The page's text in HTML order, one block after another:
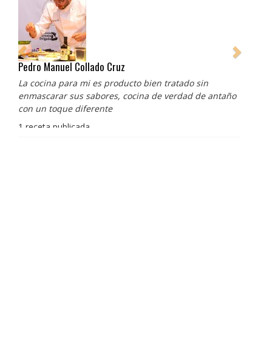
Pedro Manuel Collado Cruz
La cocina para mi es producto bien tratado sin
enmascarar sus sabores, cocina de verdad de antaño
con un toque diferente
1 receta publicada